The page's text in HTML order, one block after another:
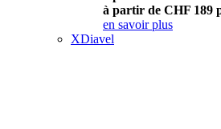
à partir de CHF 189
en savoir plus
XDiavel